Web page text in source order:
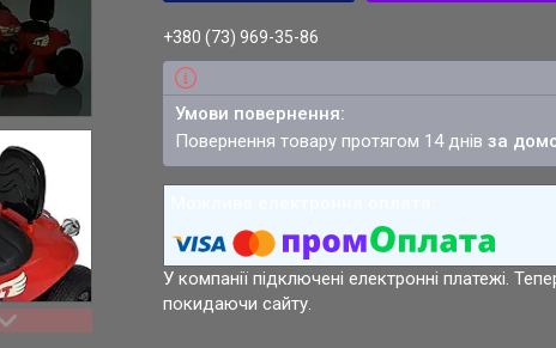
+380 (73) 969-35-86
повернення товару протягом 14 днівза
У компанії підключені електронні платежі.
покидаючи сайту.